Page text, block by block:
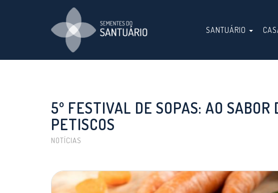
SANTUÁRIO
5º FESTIVAL DE SOPAS: AO SABOR
PETISCOS
NOTÍCIAS